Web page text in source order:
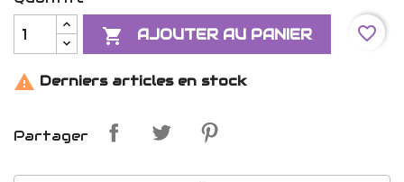
 AJOUTER AU PANIER favorite_border
 Derniers articles en stock
Partager